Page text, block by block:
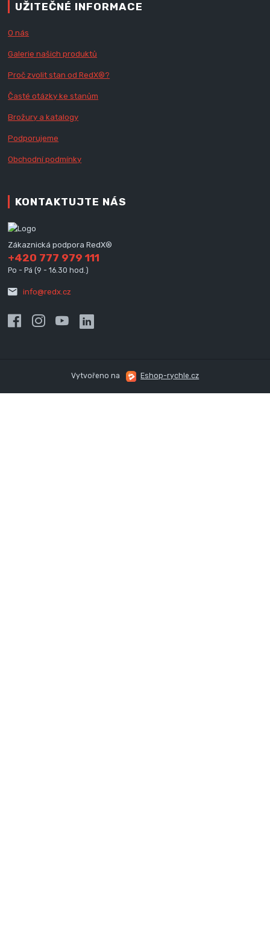
UŽITEČNÉ INFORMACE
O nás
Galerie našich produktů
Proč zvolit stan od RedX®?
Časté otázky ke stanům
Brožury a katalogy
Podporujeme
Obchodní podmínky
KONTAKTUJTE NÁS
Zákaznická podpora RedX®
+420 777 979 111
Po - Pá (9 - 16.30 hod.)
info@redx.cz
Vytvořeno na Eshop-rychle.cz